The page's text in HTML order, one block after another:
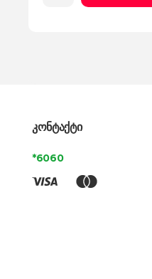
კონტაქტი
*6060